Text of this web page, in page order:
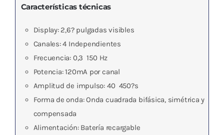
Características técnicas
Display: 2,6? pulgadas visibles
Canales: 4 Independientes
Frecuencia: 0,3  150 Hz
Potencia: 120mA por canal
Amplitud de impulso: 40  450?s
Forma de onda: Onda cuadrada bifásica, simétrica y
compensada
Alimentación: Batería recargable